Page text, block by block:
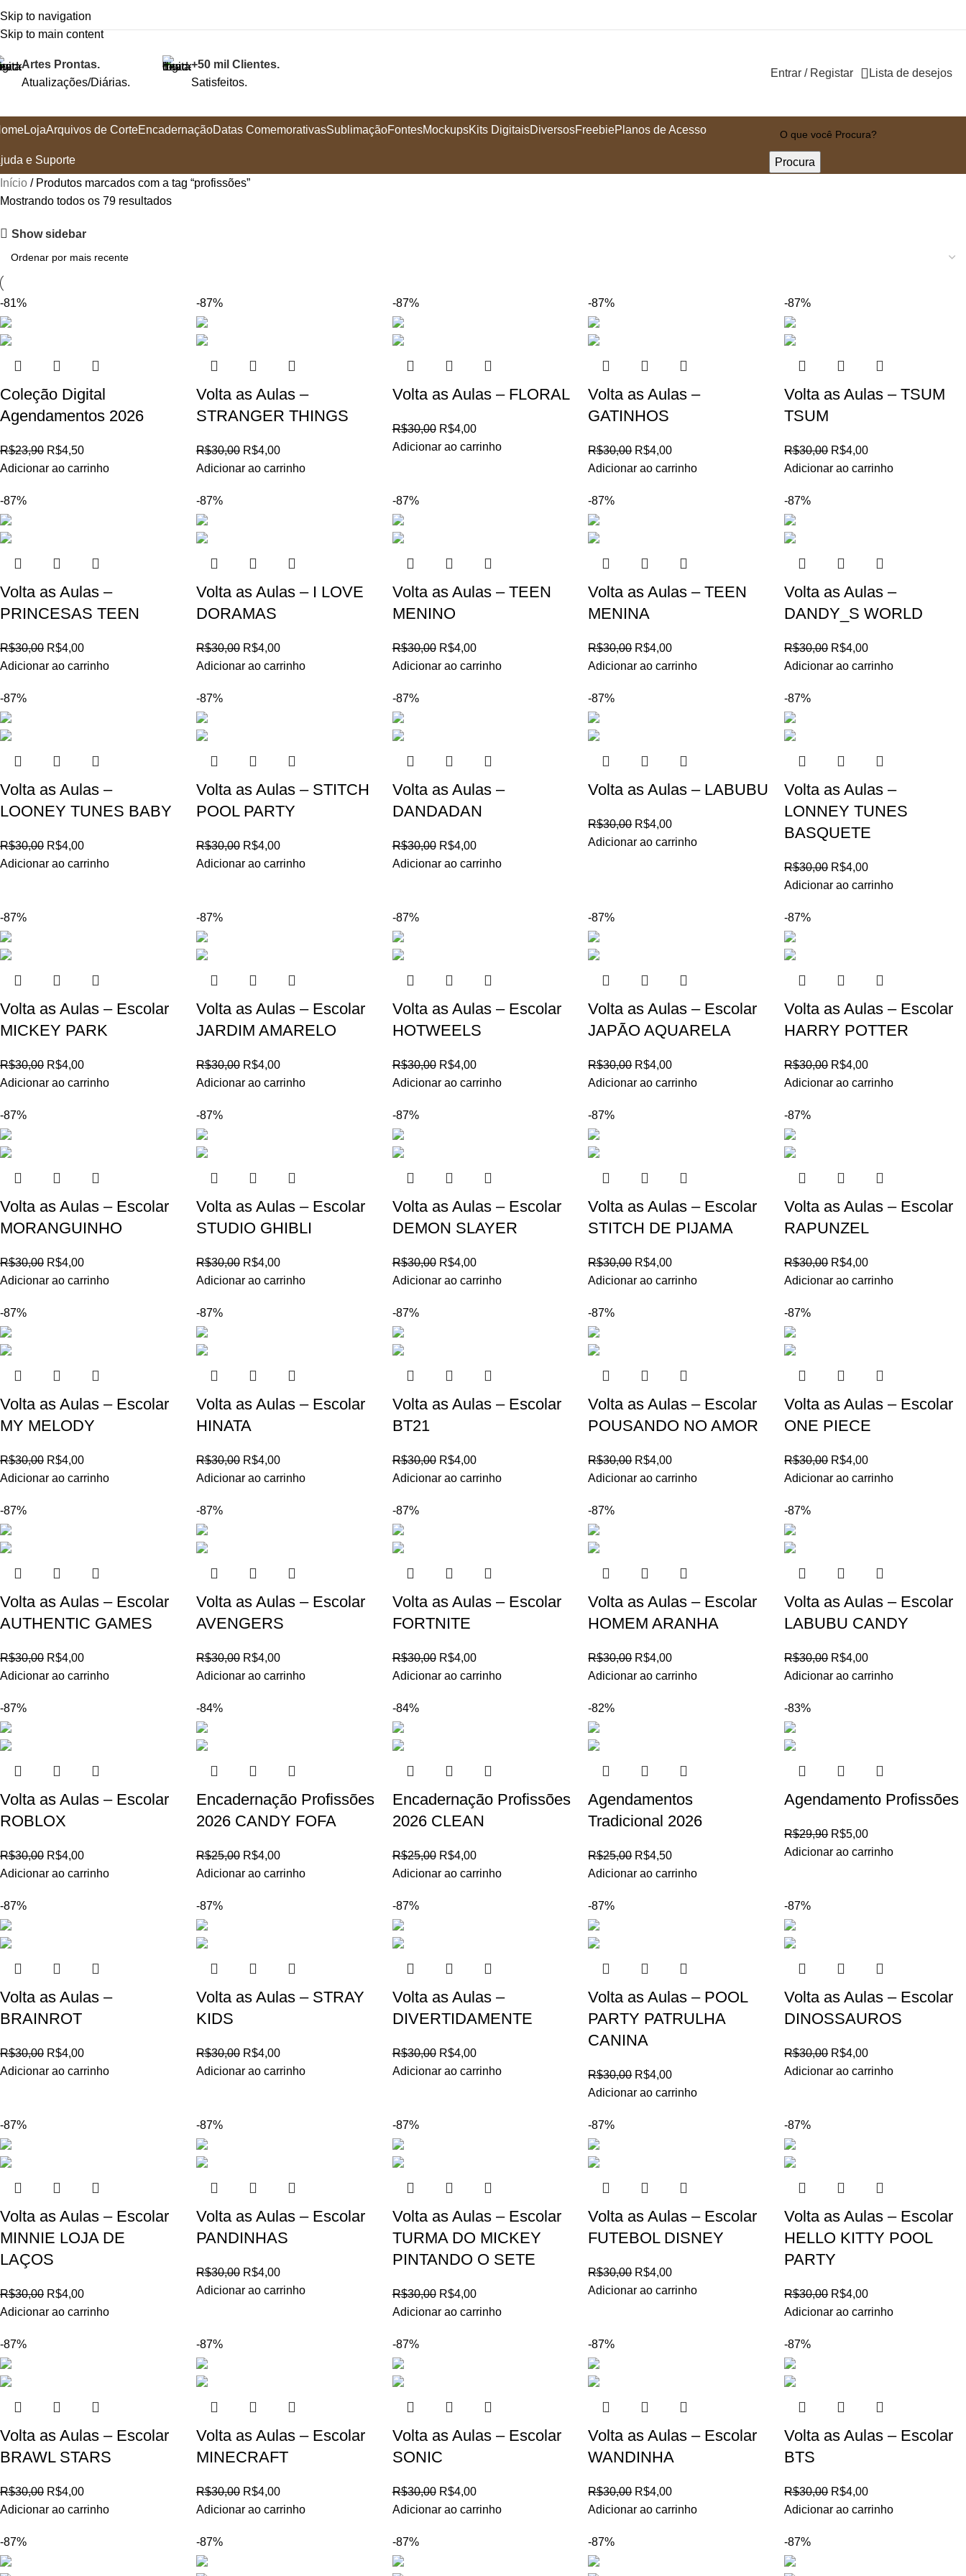
Skip to navigation
Skip to main content
Artes Prontas.
Atualizações/Diárias.
+50 mil Clientes.
Satisfeitos.
Entrar / Registar Lista de desejos
LojaArquivos de CorteEncadernaçãoDatas ComemorativasSublimaçãoFontesMockupsKits DigitaisDiversosFreebiePlanos de Acesso
e Suporte
Procura
Início
Produtos marcados com a tag “profissões”
Mostrando todos os 79 resultados
Show sidebar
-81%
Coleção Digital
Agendamentos 2026
R$23,90 R$4,50
Adicionar ao carrinho
-87%
Volta as Aulas –
STRANGER THINGS
R$30,00 R$4,00
Adicionar ao carrinho
-87%
Volta as Aulas – FLORAL
R$30,00 R$4,00
Adicionar ao carrinho
-87%
Volta as Aulas –
GATINHOS
R$30,00 R$4,00
Adicionar ao carrinho
-87%
Volta as Aulas – TSUM
TSUM
R$30,00 R$4,00
Adicionar ao carrinho
-87%
Volta as Aulas –
PRINCESAS TEEN
R$30,00 R$4,00
Adicionar ao carrinho
-87%
Volta as Aulas – I LOVE
DORAMAS
R$30,00 R$4,00
Adicionar ao carrinho
-87%
Volta as Aulas – TEEN
MENINO
R$30,00 R$4,00
Adicionar ao carrinho
-87%
Volta as Aulas – TEEN
MENINA
R$30,00 R$4,00
Adicionar ao carrinho
-87%
Volta as Aulas –
DANDY_S WORLD
R$30,00 R$4,00
Adicionar ao carrinho
-87%
Volta as Aulas –
LOONEY TUNES BABY
R$30,00 R$4,00
Adicionar ao carrinho
-87%
Volta as Aulas – STITCH
POOL PARTY
R$30,00 R$4,00
Adicionar ao carrinho
-87%
Volta as Aulas –
DANDADAN
R$30,00 R$4,00
Adicionar ao carrinho
-87%
Volta as Aulas – LABUBU
R$30,00 R$4,00
Adicionar ao carrinho
-87%
Volta as Aulas –
LONNEY TUNES
BASQUETE
R$30,00 R$4,00
Adicionar ao carrinho
-87%
Volta as Aulas – Escolar
MICKEY PARK
R$30,00 R$4,00
Adicionar ao carrinho
-87%
Volta as Aulas – Escolar
JARDIM AMARELO
R$30,00 R$4,00
Adicionar ao carrinho
-87%
Volta as Aulas – Escolar
HOTWEELS
R$30,00 R$4,00
Adicionar ao carrinho
-87%
Volta as Aulas – Escolar
JAPÃO AQUARELA
R$30,00 R$4,00
Adicionar ao carrinho
-87%
Volta as Aulas – Escolar
HARRY POTTER
R$30,00 R$4,00
Adicionar ao carrinho
-87%
Volta as Aulas – Escolar
MORANGUINHO
R$30,00 R$4,00
Adicionar ao carrinho
-87%
Volta as Aulas – Escolar
STUDIO GHIBLI
R$30,00 R$4,00
Adicionar ao carrinho
-87%
Volta as Aulas – Escolar
DEMON SLAYER
R$30,00 R$4,00
Adicionar ao carrinho
-87%
Volta as Aulas – Escolar
STITCH DE PIJAMA
R$30,00 R$4,00
Adicionar ao carrinho
-87%
Volta as Aulas – Escolar
RAPUNZEL
R$30,00 R$4,00
Adicionar ao carrinho
-87%
Volta as Aulas – Escolar
MY MELODY
R$30,00 R$4,00
Adicionar ao carrinho
-87%
Volta as Aulas – Escolar
HINATA
R$30,00 R$4,00
Adicionar ao carrinho
-87%
Volta as Aulas – Escolar
BT21
R$30,00 R$4,00
Adicionar ao carrinho
-87%
Volta as Aulas – Escolar
POUSANDO NO AMOR
R$30,00 R$4,00
Adicionar ao carrinho
-87%
Volta as Aulas – Escolar
ONE PIECE
R$30,00 R$4,00
Adicionar ao carrinho
-87%
Volta as Aulas – Escolar
AUTHENTIC GAMES
R$30,00 R$4,00
Adicionar ao carrinho
-87%
Volta as Aulas – Escolar
AVENGERS
R$30,00 R$4,00
Adicionar ao carrinho
-87%
Volta as Aulas – Escolar
FORTNITE
R$30,00 R$4,00
Adicionar ao carrinho
-87%
Volta as Aulas – Escolar
HOMEM ARANHA
R$30,00 R$4,00
Adicionar ao carrinho
-87%
Volta as Aulas – Escolar
LABUBU CANDY
R$30,00 R$4,00
Adicionar ao carrinho
-87%
Volta as Aulas – Escolar
ROBLOX
R$30,00 R$4,00
Adicionar ao carrinho
-84%
Encadernação Profissões
2026 CANDY FOFA
R$25,00 R$4,00
Adicionar ao carrinho
-84%
Encadernação Profissões
2026 CLEAN
R$25,00 R$4,00
Adicionar ao carrinho
-82%
Agendamentos
Tradicional 2026
R$25,00 R$4,50
Adicionar ao carrinho
-83%
Agendamento Profissões
R$29,90 R$5,00
Adicionar ao carrinho
-87%
Volta as Aulas –
BRAINROT
R$30,00 R$4,00
Adicionar ao carrinho
-87%
Volta as Aulas – STRAY
KIDS
R$30,00 R$4,00
Adicionar ao carrinho
-87%
Volta as Aulas –
DIVERTIDAMENTE
R$30,00 R$4,00
Adicionar ao carrinho
-87%
Volta as Aulas – POOL
PARTY PATRULHA
CANINA
R$30,00 R$4,00
Adicionar ao carrinho
-87%
Volta as Aulas – Escolar
DINOSSAUROS
R$30,00 R$4,00
Adicionar ao carrinho
-87%
Volta as Aulas – Escolar
MINNIE LOJA DE
LAÇOS
R$30,00 R$4,00
Adicionar ao carrinho
-87%
Volta as Aulas – Escolar
PANDINHAS
R$30,00 R$4,00
Adicionar ao carrinho
-87%
Volta as Aulas – Escolar
TURMA DO MICKEY
PINTANDO O SETE
R$30,00 R$4,00
Adicionar ao carrinho
-87%
Volta as Aulas – Escolar
FUTEBOL DISNEY
R$30,00 R$4,00
Adicionar ao carrinho
-87%
Volta as Aulas – Escolar
HELLO KITTY POOL
PARTY
R$30,00 R$4,00
Adicionar ao carrinho
-87%
Volta as Aulas – Escolar
BRAWL STARS
R$30,00 R$4,00
Adicionar ao carrinho
-87%
Volta as Aulas – Escolar
MINECRAFT
R$30,00 R$4,00
Adicionar ao carrinho
-87%
Volta as Aulas – Escolar
SONIC
R$30,00 R$4,00
Adicionar ao carrinho
-87%
Volta as Aulas – Escolar
WANDINHA
R$30,00 R$4,00
Adicionar ao carrinho
-87%
Volta as Aulas – Escolar
BTS
R$30,00 R$4,00
Adicionar ao carrinho
-87% -87% -87% -87% -87%